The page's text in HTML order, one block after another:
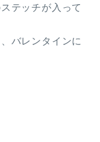
テッチが入って
バレンタインに